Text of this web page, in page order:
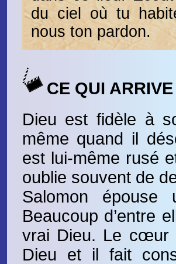
du ciel où tu
nous ton pardon.
CE QUI
Dieu est fidèle à
même quand il
est lui-même rusé
oublie souvent de
Salomon épouse
Beaucoup d’entre
vrai Dieu. Le cœur
Dieu et il fait